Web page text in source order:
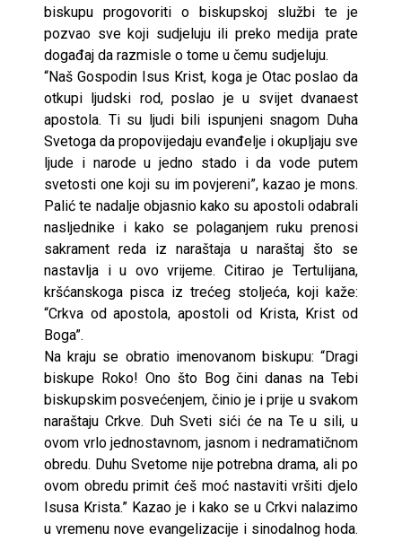
biskupu progovoriti o biskupskoj službi te je
pozvao sve koji sudjeluju ili preko medija prate
događaj da razmisle o tome u čemu sudjeluju.
“Naš Gospodin Isus Krist, koga je Otac poslao da
otkupi ljudski rod, poslao je u svijet dvanaest
apostola. Ti su ljudi bili ispunjeni snagom Duha
Svetoga da propovijedaju evanđelje i okupljaju sve
ljude i narode u jedno stado i da vode putem
svetosti one koji su im povjereni”, kazao je mons.
Palić te nadalje objasnio kako su apostoli odabrali
nasljednike i kako se polaganjem ruku prenosi
sakrament reda iz naraštaja u naraštaj što se
nastavlja i u ovo vrijeme. Citirao je Tertulijana,
kršćanskoga pisca iz trećeg stoljeća, koji kaže:
“Crkva od apostola, apostoli od Krista, Krist od
Boga”.
Na kraju se obratio imenovanom biskupu: “Dragi
biskupe Roko! Ono što Bog čini danas na Tebi
biskupskim posvećenjem, činio je i prije u svakom
naraštaju Crkve. Duh Sveti sići će na Te u sili, u
ovom vrlo jednostavnom, jasnom i nedramatičnom
obredu. Duhu Svetome nije potrebna drama, ali po
ovom obredu primit ćeš moć nastaviti vršiti djelo
Isusa Krista.” Kazao je i kako se u Crkvi nalazimo
u vremenu nove evangelizacije i sinodalnog hoda.